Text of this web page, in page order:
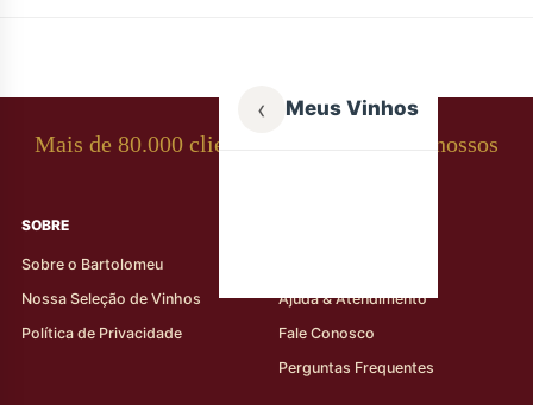
‹ Meus Vinhos
Mais de 80.000 clientes apaixonados por nossos
SOBRE
Sobre o Bartolomeu
Nossa Seleção de Vinhos
Política de Privacidade
Ajuda & Atendimento
Fale Conosco
Perguntas Frequentes